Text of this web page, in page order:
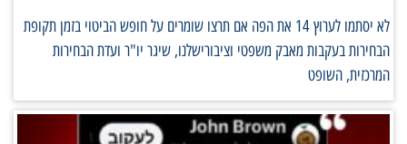
לא יסתמו לערוץ 14 את הפה אם תרצו שומרים על חופש הביטוי בזמן תקופת
הבחירות בעקבות מאבק משפטי וציבורישלנו, שיגר יו"ר ועדת הבחירות
המרכזית, השופט